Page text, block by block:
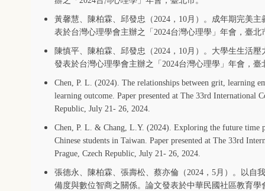
黃馨慧、陳柏霖、邱發忠（2024，10月）。成年期完美
表於台灣心理學會主辦之「2024台灣心理學」年會，臺北
陳慎平、陳柏霖、邱發忠（2024，10月）。大學生生活
發表於台灣心理學會主辦之「2024台灣心理學」年會，臺
Chen, P. L. (2024). The relationships between grit, learning
learning outcome. Paper presented at The 33rd International
Republic, July 21- 26, 2024.
Chen, P. L. & Chang, L.Y. (2024). Exploring the future time
Chinese students in Taiwan. Paper presented at The 33rd
Prague, Czech Republic, July 21- 26, 2024.
張德永、陳柏霖、張壽松、蔡亦倫（2024，5月）。以自
備度與數位智商之關係。論文發表於中華民國社區教育